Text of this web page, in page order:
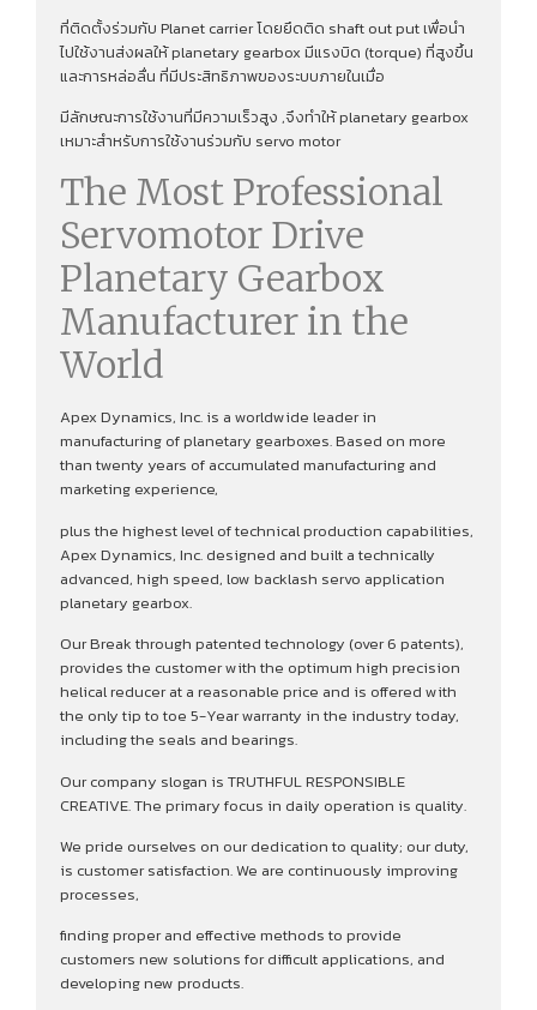
ที่ติดตั้งร่วมกับ Planet carrier โดยยึดติด shaft out put เพื่อนํา
ไปใช้งานส่งผลให้ planetary gearbox มีแรงบิด (torque) ที่สูงขึ้น
และการหล่อลื่น ที่มีประสิทธิภาพของระบบภายในเมื่อ
มีลักษณะการใช้งานที่มีความเร็วสูง ,จึงทําให้ planetary gearbox
เหมาะสำหรับการใช้งานร่วมกับ servo motor
The Most Professional
Servomotor Drive
Planetary Gearbox
Manufacturer in the
World
Apex Dynamics, Inc. is a worldwide leader in
manufacturing of planetary gearboxes. Based on more
than twenty years of accumulated manufacturing and
marketing experience,
plus the highest level of technical production capabilities,
Apex Dynamics, Inc. designed and built a technically
advanced, high speed, low backlash servo application
planetary gearbox.
Our Break through patented technology (over 6 patents),
provides the customer with the optimum high precision
helical reducer at a reasonable price and is offered with
the only tip to toe 5-Year warranty in the industry today,
including the seals and bearings.
Our company slogan is TRUTHFUL RESPONSIBLE
CREATIVE. The primary focus in daily operation is quality.
We pride ourselves on our dedication to quality; our duty,
is customer satisfaction. We are continuously improving
processes,
finding proper and effective methods to provide
customers new solutions for difficult applications, and
developing new products.